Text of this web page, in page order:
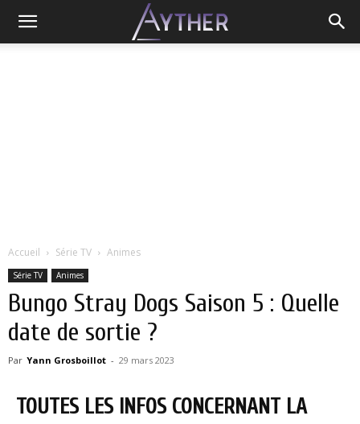
Accueil Série TV Animes
Série TV Animes
Bungo Stray Dogs Saison 5 : Quelle
date de sortie ?
Par Yann Grosboillot - 29 mars 2023
TOUTES LES INFOS CONCERNANT LA